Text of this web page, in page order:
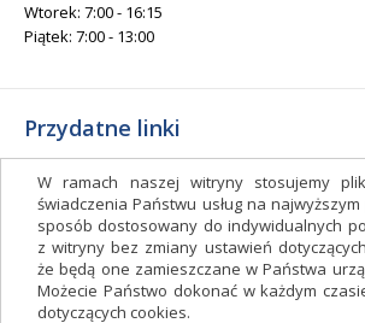
W ramach naszej witryny stosujemy
świadczenia Państwu usług na
sposób dostosowany do indywidualnych
z witryny bez zmiany ustawień
że będą one zamieszczane w Państwa
Możecie Państwo dokonać w każdym
dotyczących cookies.
Wtorek: 7:00 - 16:15
Piątek: 7:00 - 13:00
Przydatne linki
Gminny Ośrodek Kultury i Sportu
Gminna Biblioteka Publiczna
facebook.com/gminagrudziadz
Deklaracja dostępności